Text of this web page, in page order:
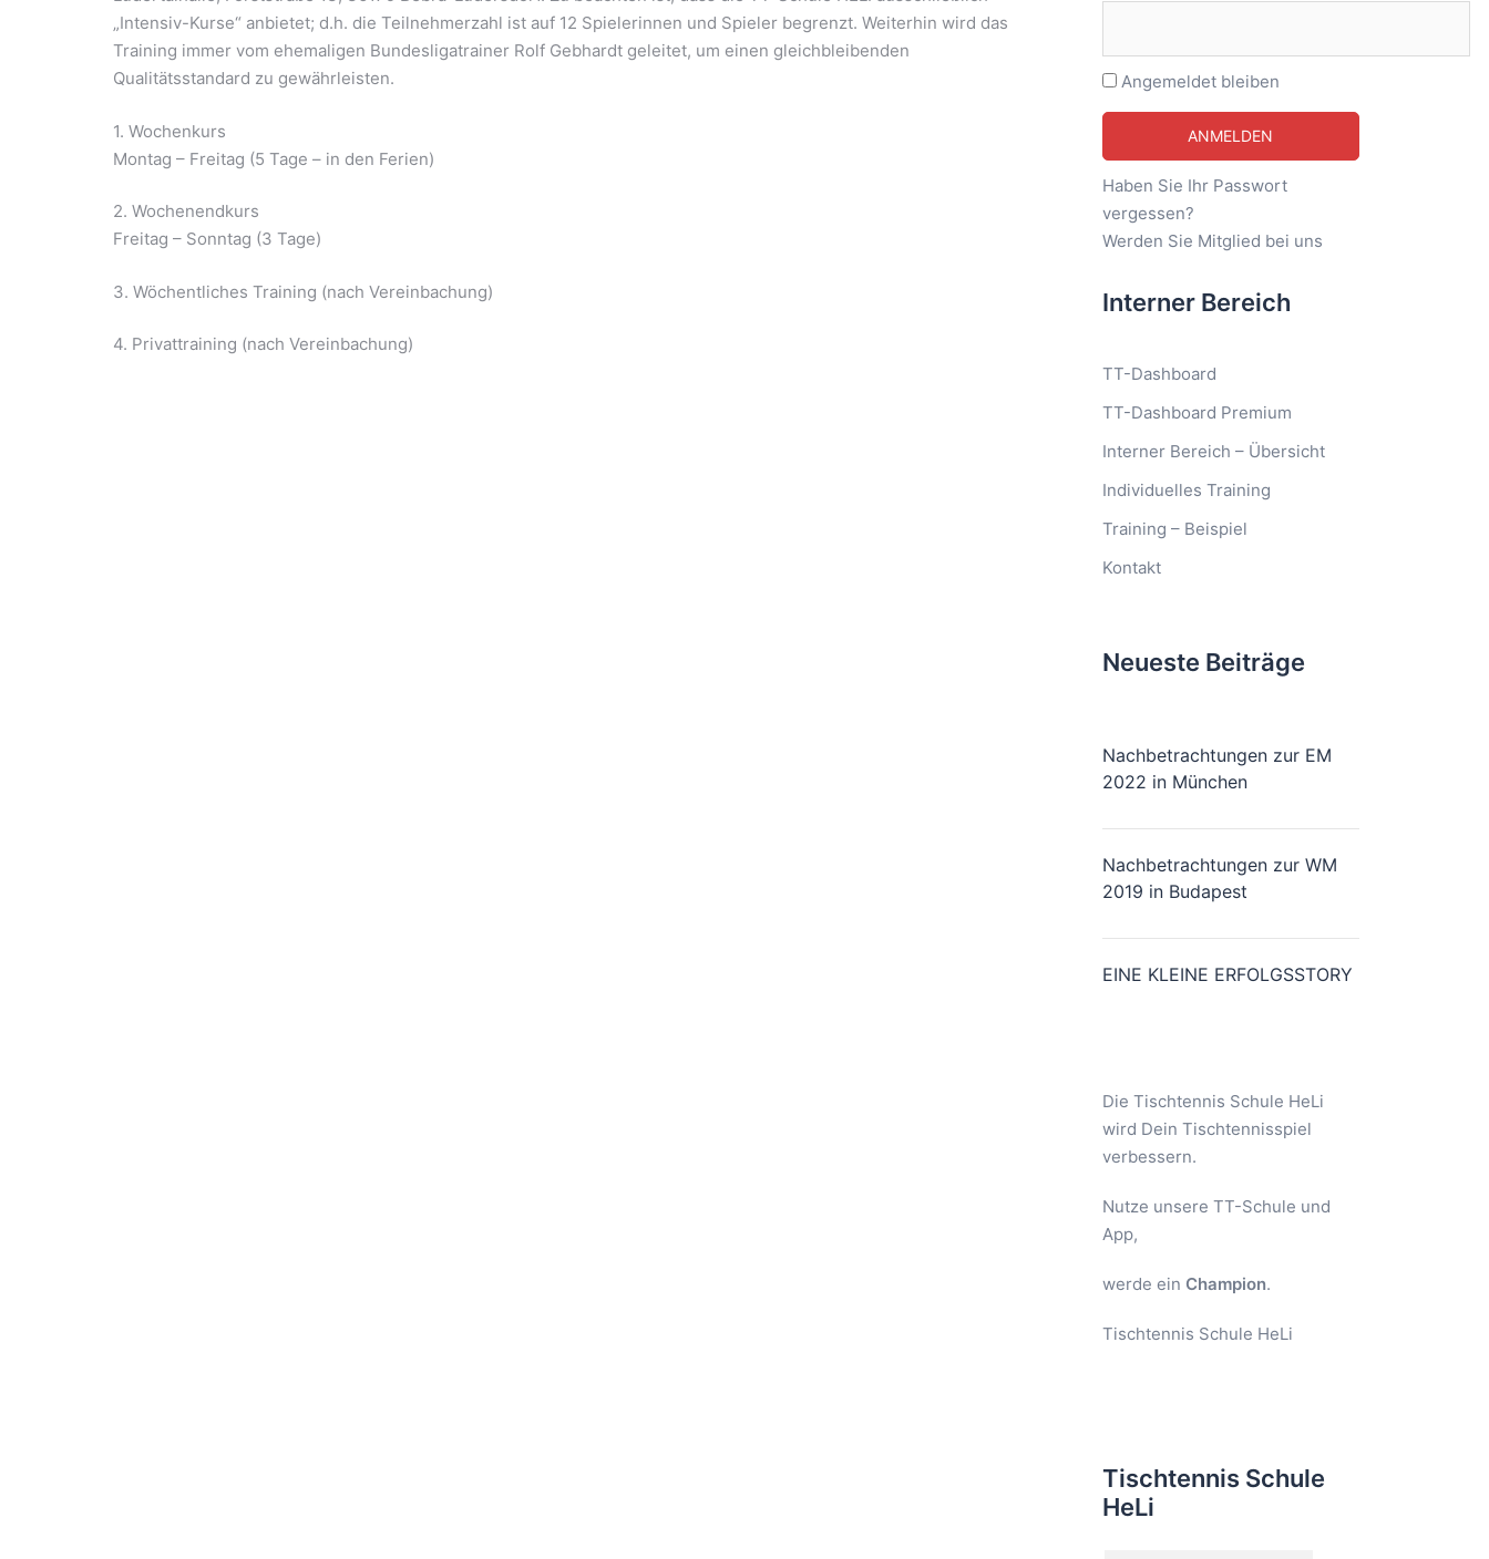
„Intensiv-Kurse“ anbietet; d.h. die Teilnehmerzahl ist auf 12 Spielerinnen und Spieler begrenzt. Weiterhin wird das
Training immer vom ehemaligen Bundesligatrainer Rolf Gebhardt geleitet, um einen gleichbleibenden
Qualitätsstandard zu gewährleisten.
1. Wochenkurs
Montag – Freitag (5 Tage – in den Ferien)
2. Wochenendkurs
Freitag – Sonntag (3 Tage)
3. Wöchentliches Training (nach Vereinbachung)
4. Privattraining (nach Vereinbachung)
Angemeldet bleiben
Haben Sie Ihr Passwort
vergessen?
Werden Sie Mitglied bei uns
Interner Bereich
TT-Dashboard
TT-Dashboard Premium
Interner Bereich – Übersicht
Individuelles Training
Training – Beispiel
Kontakt
Neueste Beiträge
Nachbetrachtungen zur EM
2022 in München
Nachbetrachtungen zur WM
2019 in Budapest
EINE KLEINE ERFOLGSSTORY
Die Tischtennis Schule HeLi
wird Dein Tischtennisspiel
verbessern.
Nutze unsere TT-Schule und
App,
werde ein Champion.
Tischtennis Schule HeLi
Tischtennis Schule
HeLi